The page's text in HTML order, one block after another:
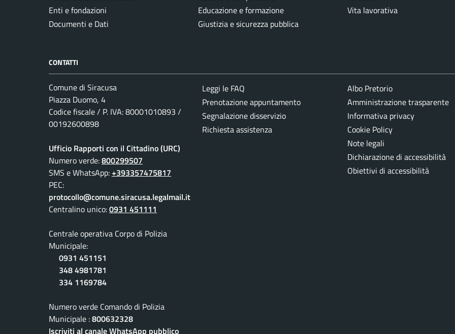
Enti e fondazioni
Documenti e Dati
Educazione e formazione
Giustizia e sicurezza pubblica
Vita lavorativa
CONTATTI
Comune di Siracusa
Piazza Duomo, 4
Codice fiscale / P. IVA: 80001010893 /
00192600898
Ufficio Rapporti con il Cittadino (URC)
Numero verde:800299507
SMS e WhatsApp:+393357475817
PEC:
protocollo@comune.siracusa.legalmail.it
Centralino unico:0931 451111
Centrale operativa Corpo di Polizia
Municipale:
0931 451151
348 4981781
334 1169784
Numero verde Comando di Polizia
Municipale :800632328
Iscriviti al canale WhatsApp pubblico
Leggi le FAQ
Prenotazione appuntamento
Segnalazione disservizio
Richiesta assistenza
Albo Pretorio
Amministrazione trasparente
Informativa privacy
Cookie Policy
Note legali
Dichiarazione di accessibilità
Obiettivi di accessibilità